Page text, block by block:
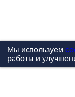
Мы используем
работы и